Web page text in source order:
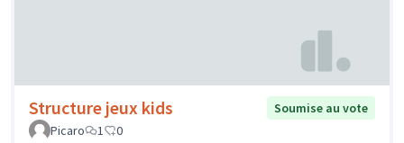
Structure jeux kids
Soumise au vote
Picaro
1 0